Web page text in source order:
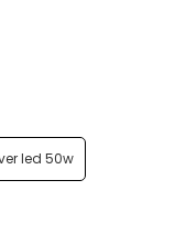
led 50w